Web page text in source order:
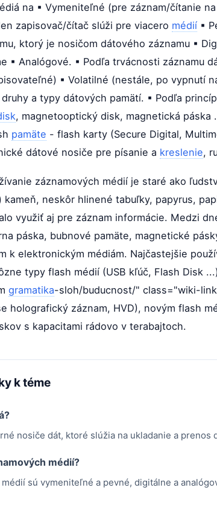
na ▪ Vymeniteľné (pre záznam/čítanie
zapisovač/čítač slúži pre viacero médií ▪
ktorý je nosičom dátového záznamu ▪
▪ Analógové. ▪ Podľa trvácnosti záznamu
▪ Volatilné (nestále, po vypnutí
a typy dátových pamätí. ▪ Podľa
, magnetooptický disk, magnetická páska
pamäte - flash karty (Secure Digital,
dátové nosiče pre písanie a kreslenie,
záznamových médií je staré ako
neskôr hlinené tabuľky, papyrus,
využiť aj pre záznam informácie. Medzi
páska, bubnové pamäte, magnetické
k elektronickým médiám. Najčastejšie
typy flash médií (USB kľúč, Flash Disk
gramatika-sloh/buducnost/" class="wiki-
holografický záznam, HVD), novým flash
s kapacitami rádovo v terabajtoch.
k téme
nosiče dát, ktoré slúžia na ukladanie a prenos
médií?
sú vymeniteľné a pevné, digitálne a